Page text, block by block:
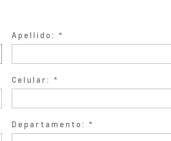
Apellido:
Celular:
Departamento: